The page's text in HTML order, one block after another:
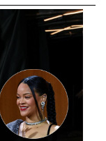
กร
Investor) ชั้น